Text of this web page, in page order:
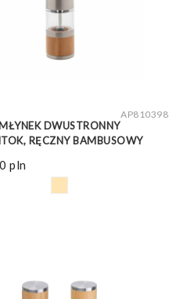
AP810398
MŁYNEK DWUSTRONNY
RĘCZNY BAMBUSOWY
pln